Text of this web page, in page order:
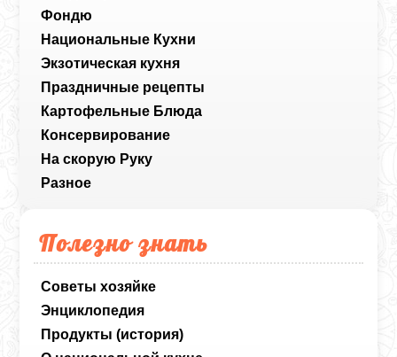
Фондю
Национальные Кухни
Экзотическая кухня
Праздничные рецепты
Картофельные Блюда
Консервирование
На скорую Руку
Разное
Полезно знать
Советы хозяйке
Энциклопедия
Продукты (история)